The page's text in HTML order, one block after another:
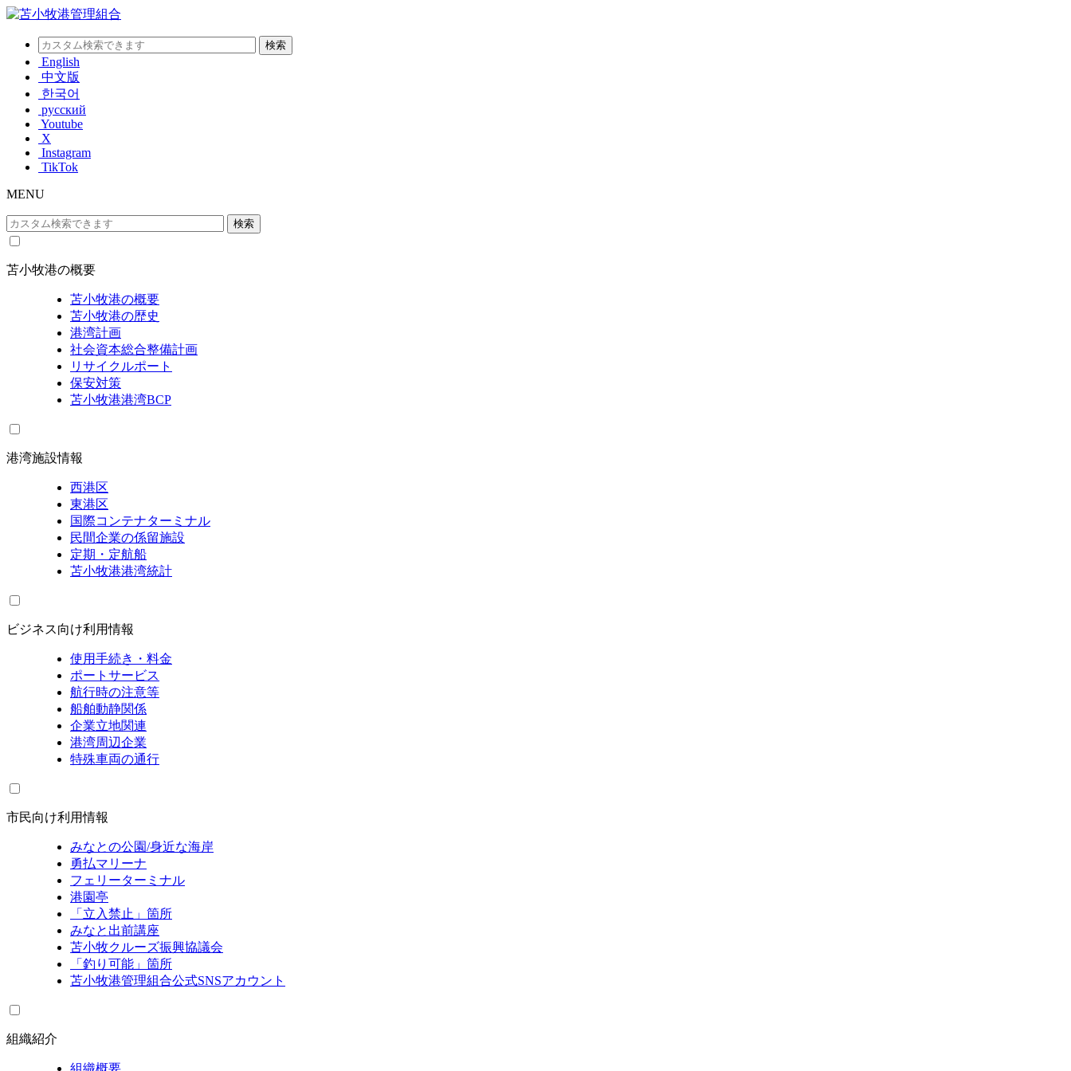
English
中文版
한국어
русский
Youtube
X
Instagram
TikTok
MENU
苫小牧港の概要
苫小牧港の概要
苫小牧港の歴史
港湾計画
社会資本総合整備計画
リサイクルポート
保安対策
苫小牧港港湾BCP
港湾施設情報
西港区
東港区
国際コンテナターミナル
民間企業の係留施設
定期・定航船
苫小牧港港湾統計
ビジネス向け利用情報
使用手続き・料金
ポートサービス
航行時の注意等
船舶動静関係
企業立地関連
港湾周辺企業
特殊車両の通行
市民向け利用情報
みなとの公園/身近な海岸
勇払マリーナ
フェリーターミナル
港園亭
「立入禁止」箇所
みなと出前講座
苫小牧クルーズ振興協議会
「釣り可能」箇所
苫小牧港管理組合公式SNSアカウント
組織紹介
組織概要